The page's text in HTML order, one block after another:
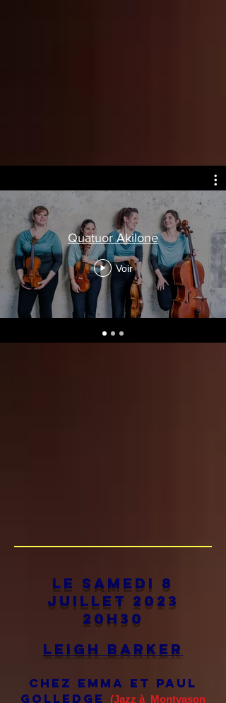
Quatuor Akilone
Voir
Le samedi 8
juillet 2023
20h30
Leigh Barker
chez Emma et Paul
Golledge
(Jazz à Montvason